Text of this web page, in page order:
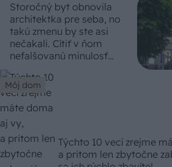
Storočný byt obnovila
architektka pre seba, no
takú zmenu by ste asi
nečakali. Cítiť v ňom
nefalšovanú minulosť
Môj dom
Týchto 10 vecí zrejme
a pritom len zbytočne